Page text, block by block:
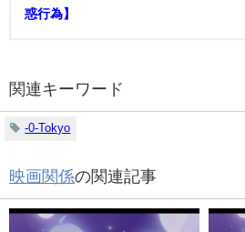
惑行為】
関連キーワード
-0-Tokyo
映画関係の関連記事